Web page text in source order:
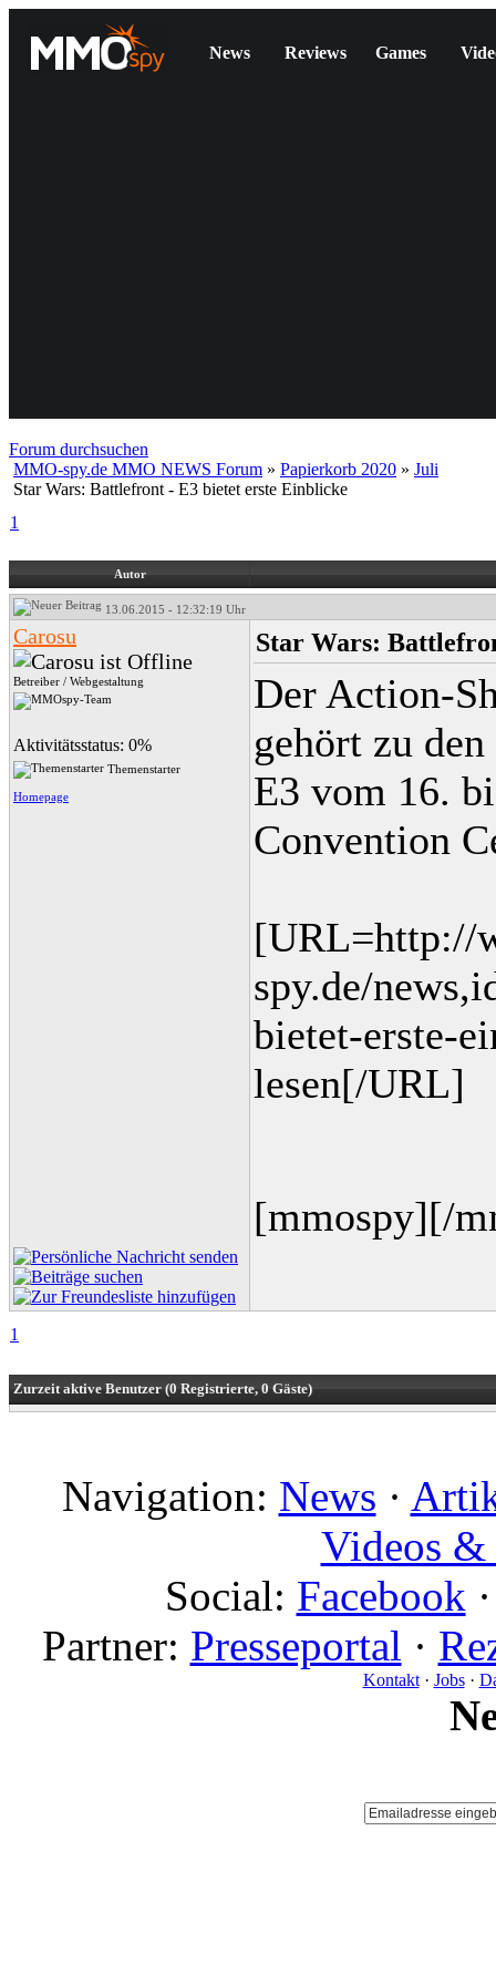
News Reviews Games
Forum durchsuchen
MMO-spy.de MMO NEWS Forum » Papierkorb 2020 » Juli
Star Wars: Battlefront - E3 bietet erste Einblicke
1
Autor
13.06.2015 - 12:32:19 Uhr
Carosu
Betreiber / Webgestaltung
Aktivitätsstatus: 0%
Themenstarter
Homepage
Star Wars:
Der Action-
gehört zu
E3 vom 16.
Convention
[URL=http://
spy.de/
bietet-erste-
lesen[/URL]
[mmospy][/
1
Zurzeit aktive Benutzer (0 Registrierte, 0 Gäste)
Navigation: News ·
Videos
Social: Facebook
Partner: Presseportal ·
Kontakt· Jobs·